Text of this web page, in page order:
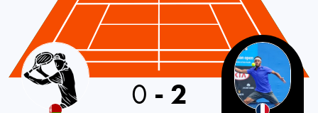
0 - 2